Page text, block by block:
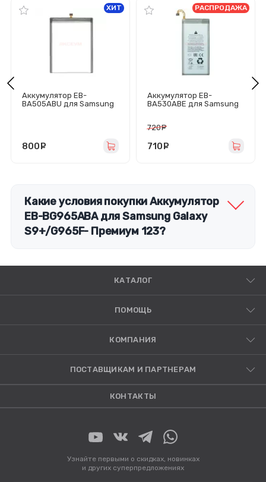
Аккумулятор EB-
BA505ABU для Samsung
ХИТ
800
Аккумулятор EB-
BA530ABE для Samsung
РАСПРОДАЖА
720
710
Какие условия покупки Аккумулятор
EB-BG965ABA для Samsung Galaxy
S9+/G965F- Премиум 123?
КАТАЛОГ
ПОМОЩЬ
КОМПАНИЯ
ПОСТАВЩИКАМ И ПАРТНЕРАМ
КОНТАКТЫ
Узнайте первыми о скидках, новинках
и других суперпредложениях